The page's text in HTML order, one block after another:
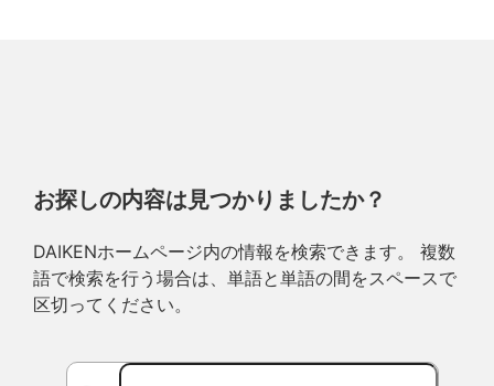
お探しの内容は見つかりましたか？
DAIKENホームページ内の情報を検索できます。 複数
語で検索を行う場合は、単語と単語の間をスペースで
区切ってください。